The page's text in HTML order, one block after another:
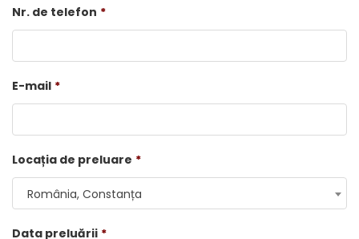
Nr. de telefon *
E-mail *
Locația de preluare *
România, Constanța
Data preluării *